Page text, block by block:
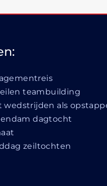
teambuilding
wedstrijden als
dagtocht
zeiltochten